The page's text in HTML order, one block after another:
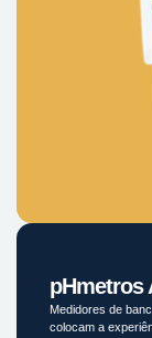
pHmetros
Medidores de
colocam a